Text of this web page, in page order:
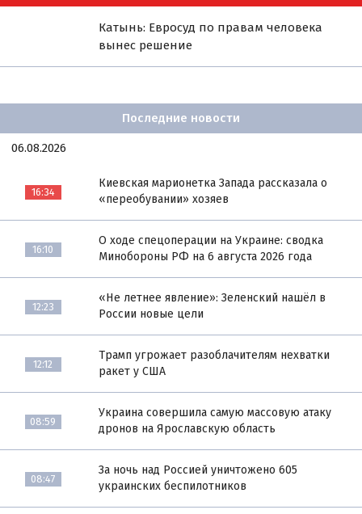
Катынь: Евросуд по правам человека
вынес решение
Последние новости
06.08.2026
16:34
Киевская марионетка Запада рассказала о
«переобувании» хозяев
16:10
О ходе спецоперации на Украине: сводка
Минобороны РФ на 6 августа 2026 года
12:23
«Не летнее явление»: Зеленский нашёл в
России новые цели
12:12
Трамп угрожает разоблачителям нехватки
ракет у США
08:59
Украина совершила самую массовую атаку
дронов на Ярославскую область
08:47
За ночь над Россией уничтожено 605
украинских беспилотников